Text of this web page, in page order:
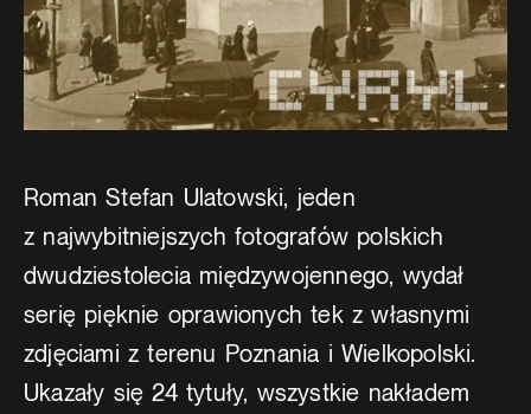
Roman Stefan Ulatowski, jeden
z najwybitniejszych fotografów polskich
dwudziestolecia międzywojennego, wydał
serię pięknie oprawionych tek z własnymi
zdjęciami z terenu Poznania i Wielkopolski.
Ukazały się 24 tytuły, wszystkie nakładem